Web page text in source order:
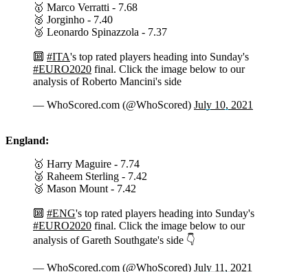
🥇 Marco Verratti - 7.68
🥈 Jorginho - 7.40
🥉 Leonardo Spinazzola - 7.37
🔟 #ITA's top rated players heading into Sunday's
#EURO2020 final. Click the image below to our
analysis of Roberto Mancini's side
— WhoScored.com (@WhoScored) July 10, 2021
England:
🥇 Harry Maguire - 7.74
🥈 Raheem Sterling - 7.42
🥉 Mason Mount - 7.42
🔟 #ENG's top rated players heading into Sunday's
#EURO2020 final. Click the image below to our
analysis of Gareth Southgate's side 👇
— WhoScored.com (@WhoScored) July 11, 2021